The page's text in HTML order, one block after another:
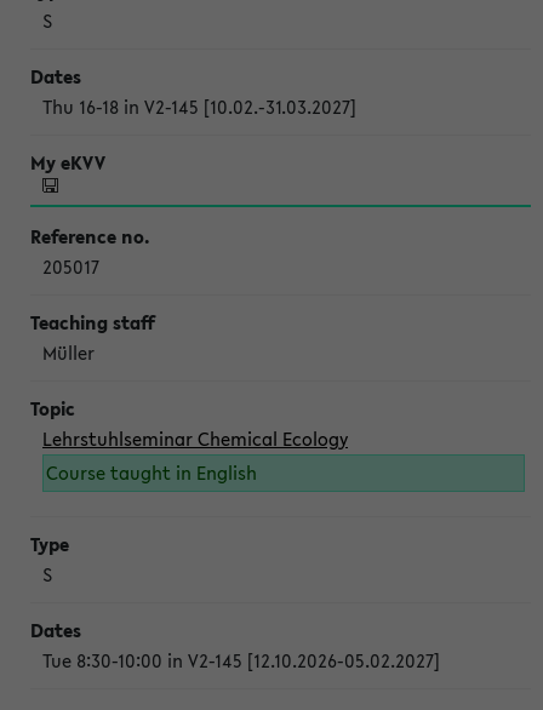
S
Thu 16-18 in V2-145 [10.02.-31.03.2027]
205017
Müller
Lehrstuhlseminar Chemical Ecology
Course taught in English
S
Tue 8:30-10:00 in V2-145 [12.10.2026-05.02.2027]